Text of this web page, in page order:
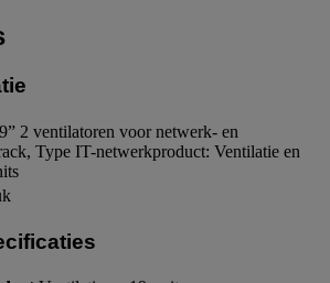
2 ventilatoren voor netwerk- en
Type IT-netwerkproduct: Ventilatie en